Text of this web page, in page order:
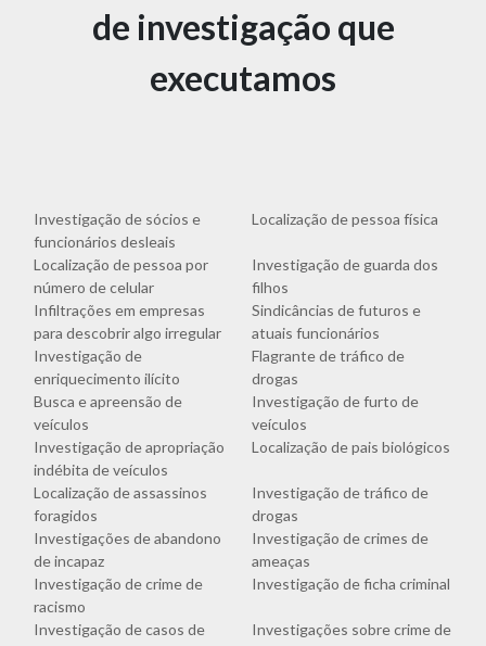
de investigação que
executamos
Investigação de sócios e
funcionários desleais
Localização de pessoa física
Localização de pessoa por
número de celular
Investigação de guarda dos
filhos
Infiltrações em empresas
para descobrir algo irregular
Sindicâncias de futuros e
atuais funcionários
Investigação de
enriquecimento ilícito
Flagrante de tráfico de
drogas
Busca e apreensão de
veículos
Investigação de furto de
veículos
Investigação de apropriação
indébita de veículos
Localização de pais biológicos
Localização de assassinos
foragidos
Investigação de tráfico de
drogas
Investigações de abandono
de incapaz
Investigação de crimes de
ameaças
Investigação de crime de
racismo
Investigação de ficha criminal
Investigação de casos de
Investigações sobre crime de